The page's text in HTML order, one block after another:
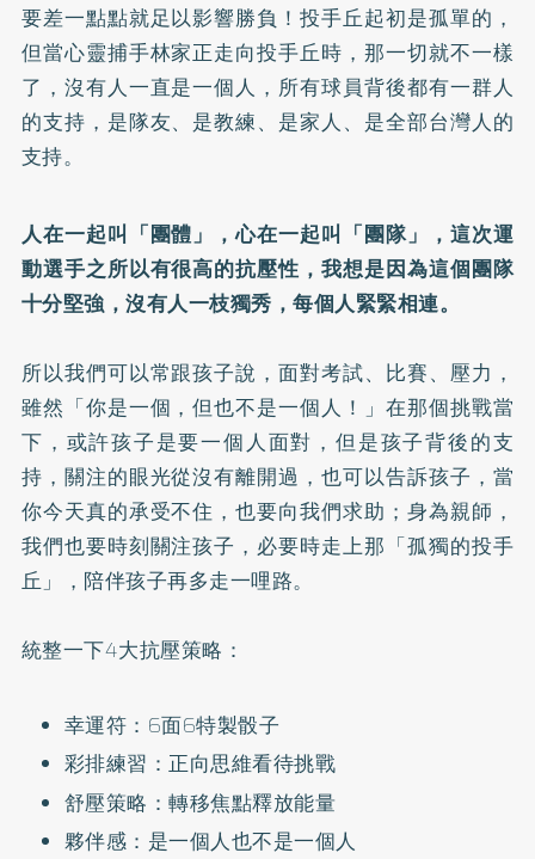
要差一點點就足以影響勝負！投手丘起初是孤單的，
但當心靈捕手林家正走向投手丘時，那一切就不一樣
了，沒有人一直是一個人，所有球員背後都有一群人
的支持，是隊友、是教練、是家人、是全部台灣人的
支持。
人在一起叫「團體」，心在一起叫「團隊」，這次運
動選手之所以有很高的抗壓性，我想是因為這個團隊
十分堅強，沒有人一枝獨秀，每個人緊緊相連。
所以我們可以常跟孩子說，面對考試、比賽、壓力，
雖然「你是一個，但也不是一個人！」在那個挑戰當
下，或許孩子是要一個人面對，但是孩子背後的支
持，關注的眼光從沒有離開過，也可以告訴孩子，當
你今天真的承受不住，也要向我們求助；身為親師，
我們也要時刻關注孩子，必要時走上那「孤獨的投手
丘」，陪伴孩子再多走一哩路。
​統整一下4大抗壓策略：
幸運符：6面6特製骰子
彩排練習：正向思維看待挑戰
舒壓策略：轉移焦點釋放能量
夥伴感：是一個人也不是一個人